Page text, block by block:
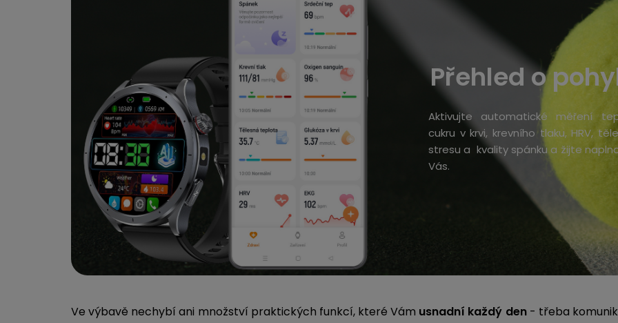
Přehled o
Aktivujte automatické měření
cukru v krvi, krevního tlaku, HRV,
stresu a kvality spánku a žijte
Vás.
Ve výbavě nechybí ani množství praktických funkcí, které Vám usnadní každý den- třeba